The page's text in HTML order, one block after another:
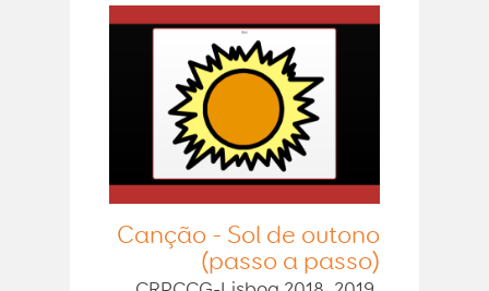
Canção - Sol de outono
(passo a passo)